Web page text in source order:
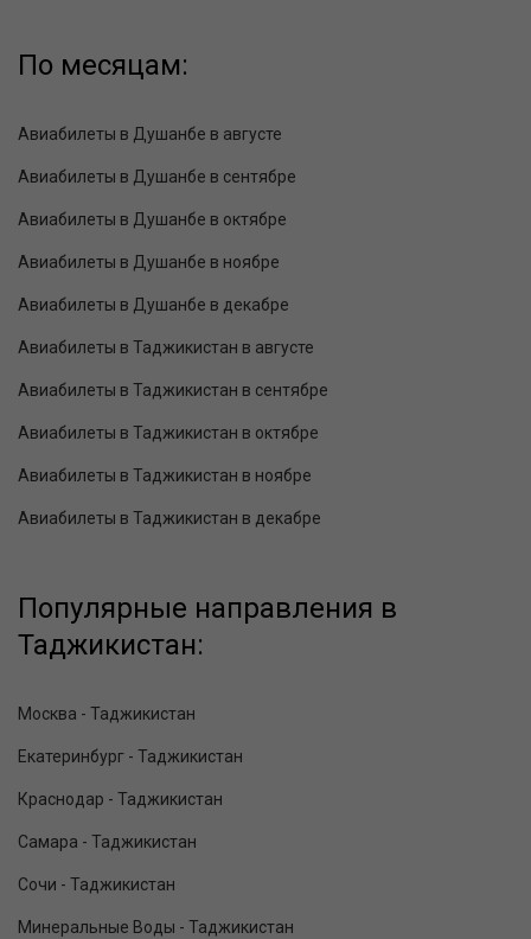
По месяцам:
Авиабилеты в Душанбе в августе
Авиабилеты в Душанбе в сентябре
Авиабилеты в Душанбе в октябре
Авиабилеты в Душанбе в ноябре
Авиабилеты в Душанбе в декабре
Авиабилеты в Таджикистан в августе
Авиабилеты в Таджикистан в сентябре
Авиабилеты в Таджикистан в октябре
Авиабилеты в Таджикистан в ноябре
Авиабилеты в Таджикистан в декабре
Популярные направления в
Таджикистан:
Москва - Таджикистан
Екатеринбург - Таджикистан
Краснодар - Таджикистан
Самара - Таджикистан
Сочи - Таджикистан
Минеральные Воды - Таджикистан